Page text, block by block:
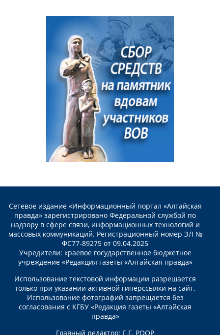
Сетевое издание «Информационный портал «Алтайская
правда» зарегистрировано Федеральной службой по
надзору в сфере связи, информационных технологий и
массовых коммуникаций. Регистрационный номер ЭЛ №
ФС77-89275 от 09.04.2025
Учредители: краевое государственное бюджетное
учреждение «Редакция газеты «Алтайская правда»
Использование текстовой информации разрешается
только при указании активной гиперссылки на сайт.
Использование фотографий запрещается без
согласования с КГБУ «Редакция газеты «Алтайская
правда»
Главный редактор: Г.Г. РООР